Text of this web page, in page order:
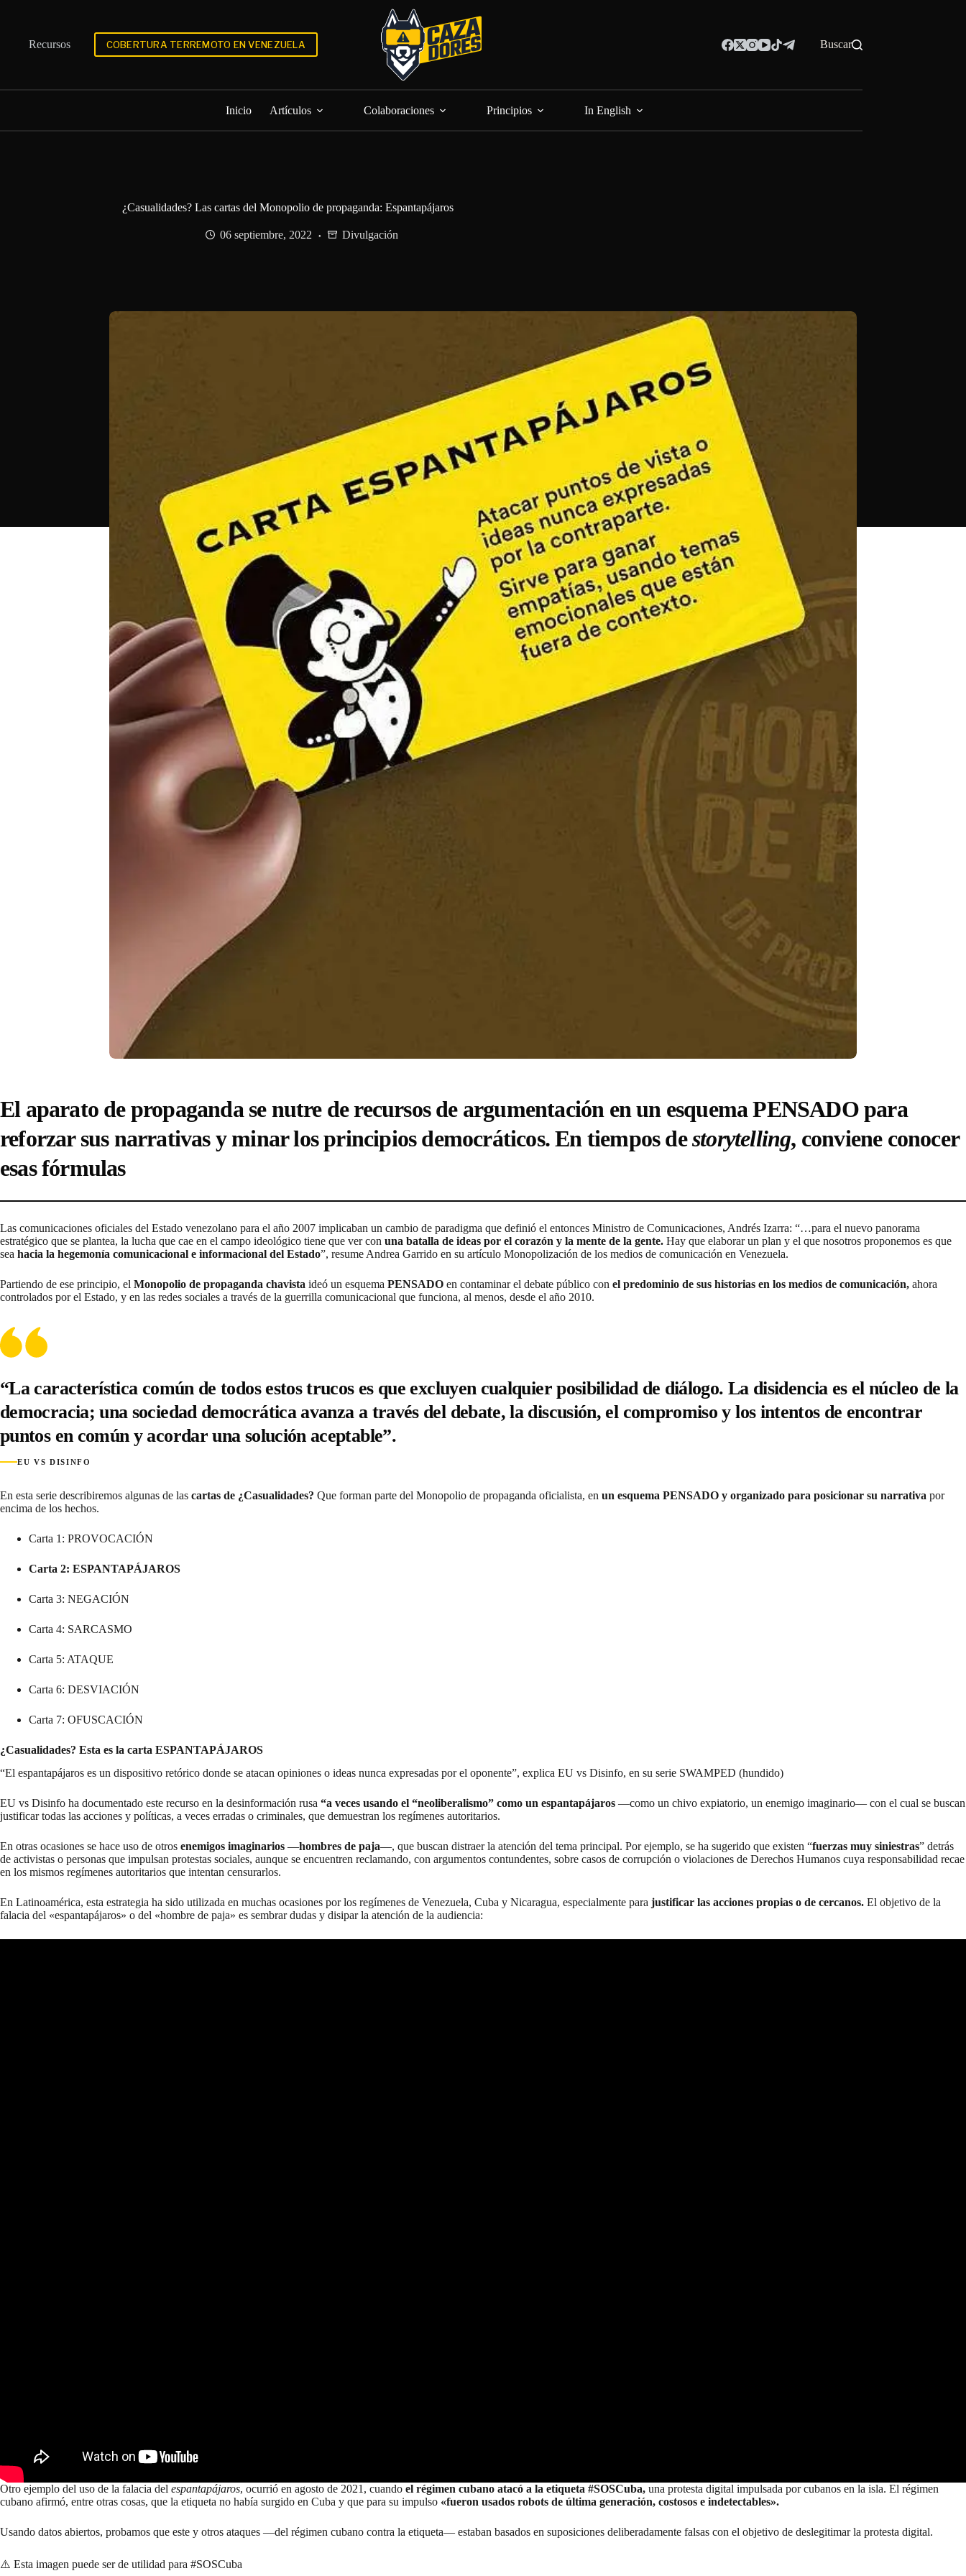
Recursos
COBERTURA TERREMOTO EN VENEZUELA Buscar
Inicio Artículos Colaboraciones Principios In English
¿Casualidades? Las cartas del Monopolio de propaganda: Espantapájaros
06 septiembre, 2022 Divulgación
El aparato de propaganda se nutre de recursos de argumentación en un esquema PENSADO para
reforzar sus narrativas y minar los principios democráticos.En tiempos destorytelling, conviene conocer
esas fórmulas
Las comunicaciones oficiales del Estado venezolano para el año 2007 implicaban un cambio de paradigma que definió el entonces Ministro de Comunicaciones, Andrés Izarra: “…para el nuevo panorama
estratégico que se plantea, la lucha que cae en el campo ideológico tiene que ver con una batalla de ideas por el corazón y la mente de la gente. Hay que elaborar un plan y el que nosotros proponemos es que
sea hacia la hegemonía comunicacional e informacional del Estado”, resume Andrea Garrido en su artículo Monopolización de los medios de comunicación en Venezuela.
Partiendo de ese principio, el Monopolio de propaganda chavista ideó un esquema PENSADO en contaminar el debate público con el predominio de sus historias en los medios de comunicación, ahora
controlados por el Estado, y en las redes sociales a través de la guerrilla comunicacional que funciona, al menos, desde el año 2010.
“La característica común de todos estos trucos es que excluyen cualquier posibilidad de diálogo. La disidencia es el núcleo de la
democracia; una sociedad democrática avanza a través del debate, la discusión, el compromiso y los intentos de encontrar
puntos en común y acordar una solución aceptable”.
EU VS DISINFO
En esta serie describiremos algunas de las cartas de ¿Casualidades? Que forman parte del Monopolio de propaganda oficialista, en un esquema PENSADO y organizado para posicionar su narrativa por
encima de los hechos.
Carta 1: PROVOCACIÓN
Carta 2: ESPANTAPÁJAROS
Carta 3: NEGACIÓN
Carta 4: SARCASMO
Carta 5: ATAQUE
Carta 6: DESVIACIÓN
Carta 7: OFUSCACIÓN
¿Casualidades? Esta es la carta ESPANTAPÁJAROS
“El espantapájaros es un dispositivo retórico donde se atacan opiniones o ideas nunca expresadas por el oponente”, explica EU vs Disinfo, en su serie SWAMPED (hundido)
EU vs Disinfo ha documentado este recurso en la desinformación rusa “a veces usando el “neoliberalismo” como un espantapájaros —como un chivo expiatorio, un enemigo imaginario— con el cual se buscan
justificar todas las acciones y políticas, a veces erradas o criminales, que demuestran los regímenes autoritarios.
En otras ocasiones se hace uso de otros enemigos imaginarios —hombres de paja—, que buscan distraer la atención del tema principal. Por ejemplo, se ha sugerido que existen “fuerzas muy siniestras” detrás
de activistas o personas que impulsan protestas sociales, aunque se encuentren reclamando, con argumentos contundentes, sobre casos de corrupción o violaciones de Derechos Humanos cuya responsabilidad recae
en los mismos regímenes autoritarios que intentan censurarlos.
En Latinoamérica, esta estrategia ha sido utilizada en muchas ocasiones por los regímenes de Venezuela, Cuba y Nicaragua, especialmente para justificar las acciones propias o de cercanos. El objetivo de la
falacia del «espantapájaros» o del «hombre de paja» es sembrar dudas y disipar la atención de la audiencia:
Otro ejemplo del uso de la falacia del espantapájaros, ocurrió en agosto de 2021, cuando el régimen cubano atacó a la etiqueta #SOSCuba, una protesta digital impulsada por cubanos en la isla. El régimen
cubano afirmó, entre otras cosas, que la etiqueta no había surgido en Cuba y que para su impulso «fueron usados robots de última generación, costosos e indetectables».
Usando datos abiertos, probamos que este y otros ataques —del régimen cubano contra la etiqueta— estaban basados en suposiciones deliberadamente falsas con el objetivo de deslegitimar la protesta digital.
⚠️ Esta imagen puede ser de utilidad para #SOSCuba